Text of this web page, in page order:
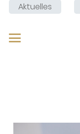
Aktuelles